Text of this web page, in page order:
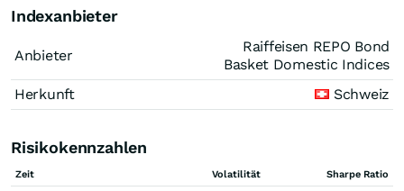
Indexanbieter
Anbieter
Raiffeisen REPO Bond
Basket Domestic Indices
Herkunft
Schweiz
Risikokennzahlen
Zeit Volatilität Sharpe Ratio